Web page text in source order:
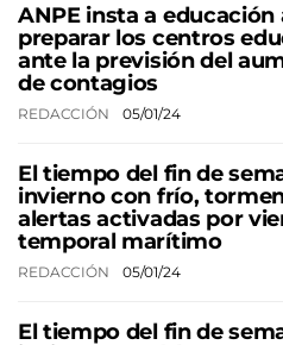
ANPE insta a educación
preparar los centros
ante la previsión del
de contagios
REDACCIÓN 05/01/24
El tiempo del fin de
invierno con frío,
alertas activadas por
temporal marítimo
REDACCIÓN 05/01/24
El tiempo del fin de